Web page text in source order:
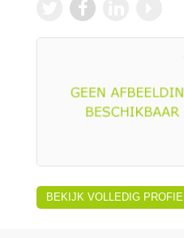
BEKIJK VOLLEDIG PROFIEL